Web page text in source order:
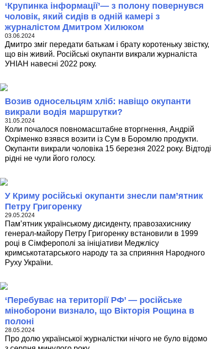
‘Крупинка інформації’— з полону повернувся
чоловік, який сидів в одній камері з
журналістом Дмитром Хилюком
03.06.2024
Дмитро зміг передати батькам і брату коротеньку звістку,
що він живий. Російські окупанти викрали журналіста
УНІАН навесні 2022 року.
Возив односельцям хліб: навіщо окупанти
викрали водія маршрутки?
31.05.2024
Коли почалося повномасштабне вторгнення, Андрій
Охріменко взявся возити із Сум в Боромлю продукти.
Окупанти викрали чоловіка 15 березня 2022 року. Відтоді
рідні не чули його голосу.
У Криму російські окупанти знесли пам’ятник
Петру Григоренку
29.05.2024
Пам’ятник українському дисиденту, правозахиснику
генерал-майору Петру Григоренку встановили в 1999
році в Сімферополі за ініціативи Меджлісу
кримськотатарського народу та за сприяння Народного
Руху України.
‘Перебуває на території РФ’ — російське
міноборони визнало, що Вікторія Рощина в
полоні
28.05.2024
Про долю української журналістки нічого не було відомо